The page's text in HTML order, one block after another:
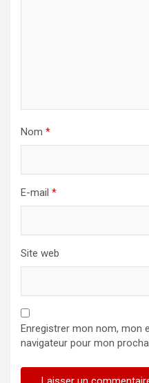
Nom *
E-mail *
Site web
Enregistrer mon nom, mon
navigateur pour mon